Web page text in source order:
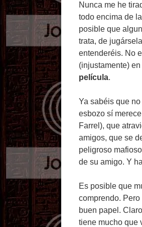
Nunca me he
todo encima de
posible que
trata, de
entenderéis. No
(injustamente)
película.
Ya sabéis que
esbozo sí
Farrel), que
amigos, que se
peligroso
de su amigo. Y
Es posible que
comprendo.
buen papel.
tiene mucho que